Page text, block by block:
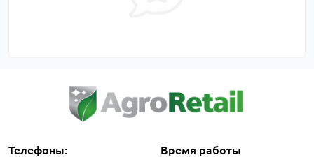
Телефоны: Время работы